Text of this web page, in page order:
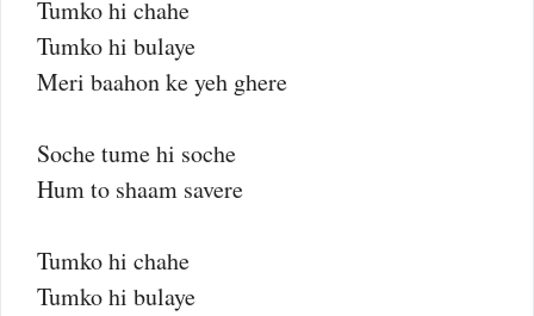
Tumko hi chahe
Tumko hi bulaye
Meri baahon ke yeh ghere
Soche tume hi soche
Hum to shaam savere
Tumko hi chahe
Tumko hi bulaye